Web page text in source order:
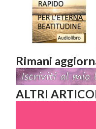
Rimani
ALTRI